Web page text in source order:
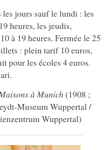
les jours sauf le lundi : les
heures, les jeudis,
à 19 heures. Fermée le 25
: plein tarif 10 euros,
pour les écoles 4 euros.
à Munich (1908 ;
Museum Wuppertal /
Wuppertal)